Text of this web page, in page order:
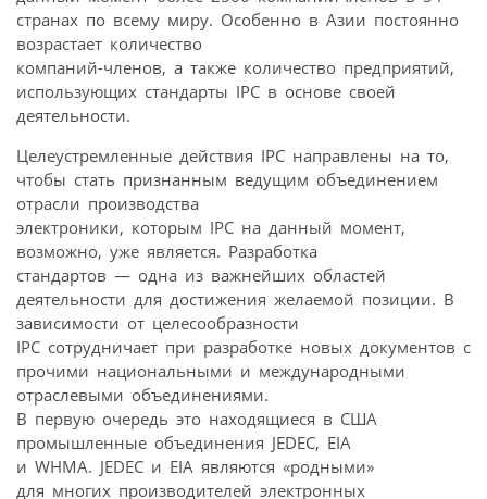
странах по всему миру. Особенно в Азии постоянно
возрастает количество
компаний-членов, а также количество предприятий,
использующих стандарты IPC в основе своей
деятельности.
Целеустремленные действия IPC направлены на то,
чтобы стать признанным ведущим объединением
отрасли производства
электроники, которым IPC на данный момент,
возможно, уже является. Разработка
стандартов — одна из важнейших областей
деятельности для достижения желаемой позиции. В
зависимости от целесообразности
IPC сотрудничает при разработке новых документов с
прочими национальными и международными
отраслевыми объединениями.
В первую очередь это находящиеся в США
промышленные объединения JEDEC, EIA
и WHMA. JEDEC и EIA являются «родными»
для многих производителей электронных